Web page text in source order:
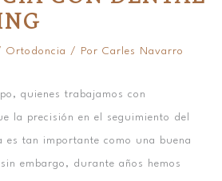
Ortodoncia / Por Carles Navarro
quienes trabajamos con
la precisión en el seguimiento del
es tan importante como una buena
embargo, durante años hemos